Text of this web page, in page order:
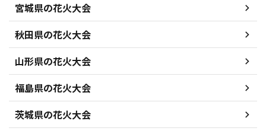
宮城県の花火大会
秋田県の花火大会
山形県の花火大会
福島県の花火大会
茨城県の花火大会